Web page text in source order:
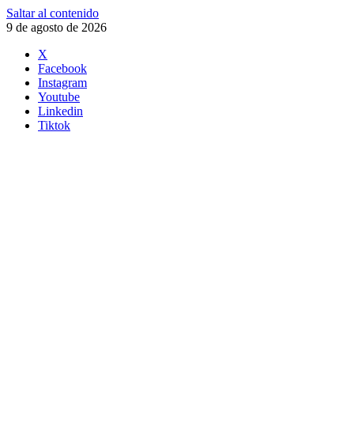
Saltar al contenido
9 de agosto de 2026
X
Facebook
Instagram
Youtube
Linkedin
Tiktok